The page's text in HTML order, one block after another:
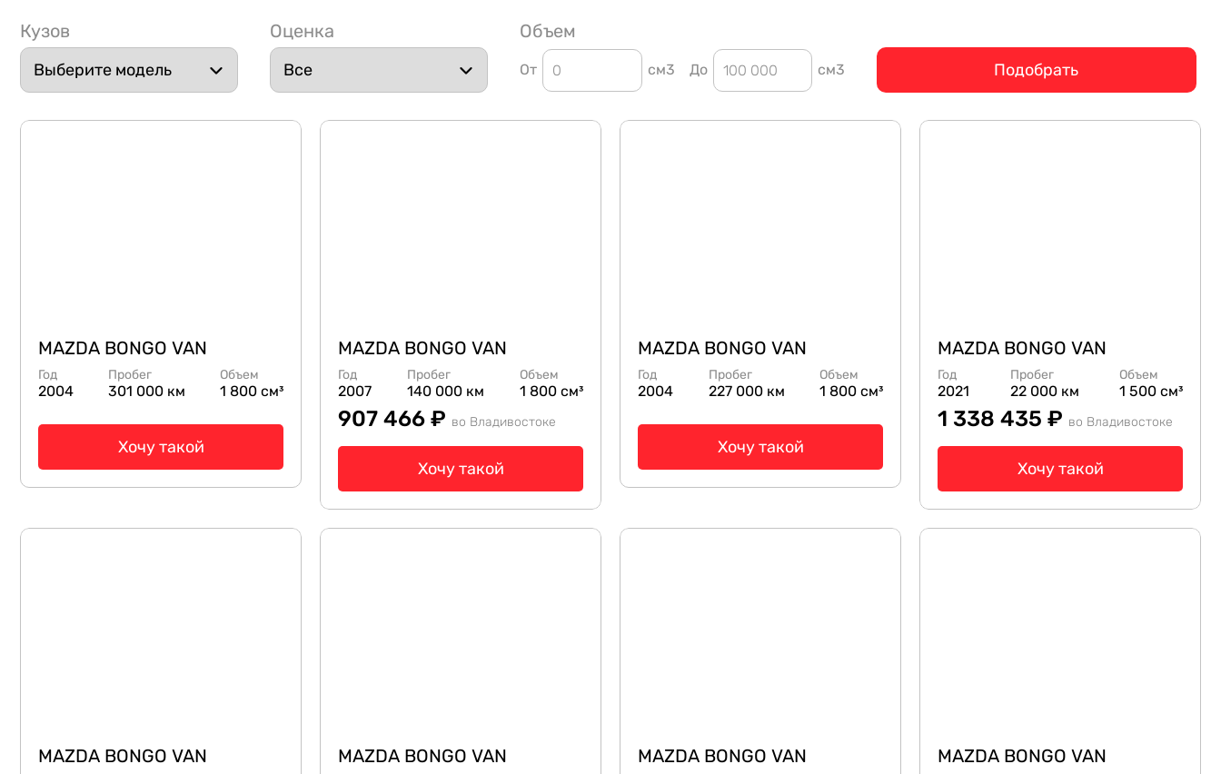
Кузов Оценка Объем
От см3 До см3 Подобрать
MAZDA BONGO VAN
Год
2004
Пробег
301 000 км
Объем
1 800 см³
Хочу такой
MAZDA BONGO VAN
Год
2007
Пробег
140 000 км
Объем
1 800 см³
907 466 ₽ во Владивостоке
Хочу такой
MAZDA BONGO VAN
Год
2004
Пробег
227 000 км
Объем
1 800 см³
Хочу такой
MAZDA BONGO VAN
Год
2021
Пробег
22 000 км
Объем
1 500 см³
1 338 435 ₽ во Владивостоке
Хочу такой
MAZDA BONGO VAN MAZDA BONGO VAN MAZDA BONGO VAN MAZDA BONGO VAN